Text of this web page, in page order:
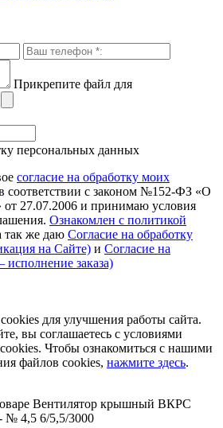
Прикрепите файл для
персональных данных
согласие на обработку моих
соответствии с законом №152-ФЗ «О
27.07.2006 и принимаю условия
Ознакомлен с политикой
так же даю Согласие на обработку
на Сайте) и Согласие на
заказа)
для улучшения работы сайта.
вы соглашаетесь с условиями
Чтобы ознакомиться с нашими
файлов cookies, нажмите здесь.
Вентилятор крышный ВКРС
№ 4,5 6/5,5/3000